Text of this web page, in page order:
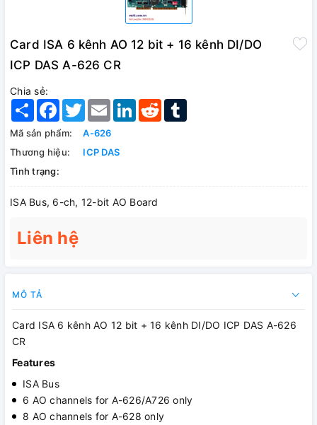
Card ISA 6 kênh AO 12 bit + 16 kênh DI/DO
ICP DAS A-626 CR
Chia sẻ:
Share Facebook
TwitterEmail LinkedInReddit
Mã sản phẩm:
A-626
Thương hiệu:
ICP DAS
Tình trạng:
ISA Bus, 6-ch, 12-bit AO Board
Liên hệ
MÔ TẢ
Card ISA 6 kênh AO 12 bit + 16 kênh DI/DO ICP DAS A-626
CR
Features
ISA Bus
6 AO channels for A-626/A726 only
8 AO channels for A-628 only